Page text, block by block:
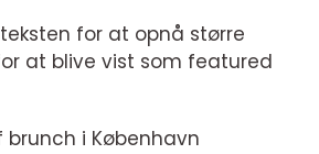
for at opnå større
at blive vist som featured
i København